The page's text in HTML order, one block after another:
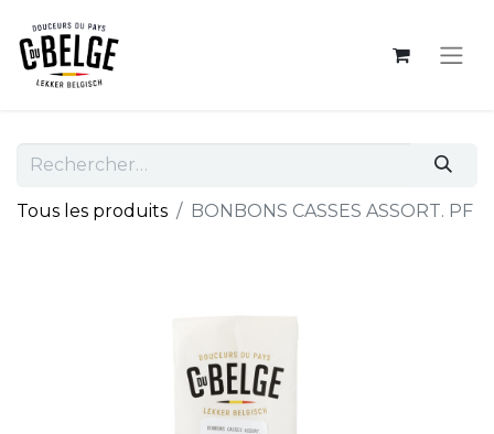
Tous les produits BONBONS CASSES ASSORT. PF